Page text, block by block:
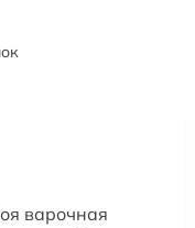
варочная